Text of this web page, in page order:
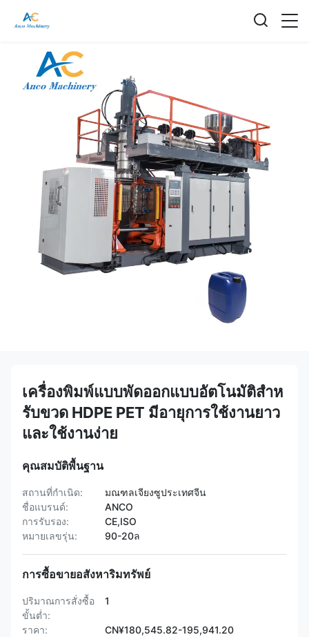
เครื่องพิมพ์แบบพัดออกแบบอัตโนมัติสําห
รับขวด HDPE PET มีอายุการใช้งานยาว
และใช้งานง่าย
คุณสมบัติพื้นฐาน
สถานที่กำเนิด:
มณฑลเจียงซูประเทศจีน
ชื่อแบรนด์:
ANCO
การรับรอง:
CE,ISO
หมายเลขรุ่น:
90-20ล
การซื้อขายอสังหาริมทรัพย์
ปริมาณการสั่งซื้อ
ขั้นต่ำ:
1
ราคา: CN¥180,545.82-195,941.20